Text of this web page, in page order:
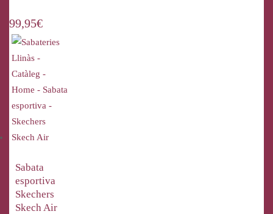
99,95€
Sabata
esportiva
Skechers
Skech Air